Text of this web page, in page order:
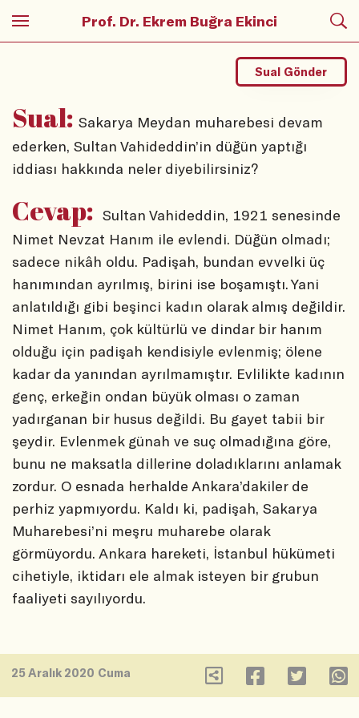
Prof. Dr. Ekrem Buğra Ekinci
Sual: Sakarya Meydan muharebesi devam
ederken, Sultan Vahideddin’in düğün yaptığı
iddiası hakkında neler diyebilirsiniz?
Sual Gönder
Cevap: Sultan Vahideddin, 1921 senesinde
Nimet Nevzat Hanım ile evlendi. Düğün olmadı;
sadece nikâh oldu. Padişah, bundan evvelki üç
hanımından ayrılmış, birini ise boşamıştı. Yani
anlatıldığı gibi beşinci kadın olarak almış değildir.
Nimet Hanım, çok kültürlü ve dindar bir hanım
olduğu için padişah kendisiyle evlenmiş; ölene
kadar da yanından ayrılmamıştır. Evlilikte kadının
genç, erkeğin ondan büyük olması o zaman
yadırganan bir husus değildi. Bu gayet tabii bir
şeydir. Evlenmek günah ve suç olmadığına göre,
bunu ne maksatla dillerine doladıklarını anlamak
zordur. O esnada herhalde Ankara’dakiler de
perhiz yapmıyordu. Kaldı ki, padişah, Sakarya
Muharebesi’ni meşru muharebe olarak
görmüyordu. Ankara hareketi, İstanbul hükümeti
cihetiyle, iktidarı ele almak isteyen bir grubun
faaliyeti sayılıyordu.
25 Aralık 2020 Cuma